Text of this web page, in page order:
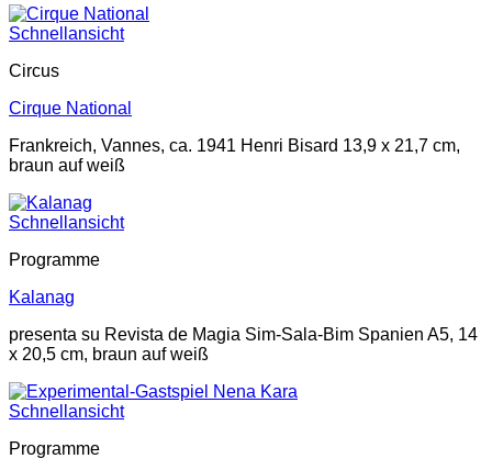
Schnellansicht
Circus
Cirque National
Frankreich, Vannes, ca. 1941 Henri Bisard 13,9 x 21,7 cm,
braun auf weiß
Schnellansicht
Programme
Kalanag
presenta su Revista de Magia Sim-Sala-Bim Spanien A5, 14
x 20,5 cm, braun auf weiß
Schnellansicht
Programme